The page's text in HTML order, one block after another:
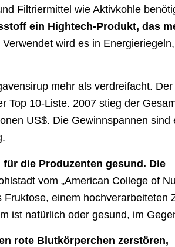
Filtriermittel wie Aktivkohle
ein Hightech-Produkt, das
Verwendet wird es in Energieriegeln,
mehr als verdreifacht. Der
Top 10-Liste. 2007 stieg der
US$. Die Gewinnspannen sind
die Produzenten gesund. Die
vom „American College of
einem hochverarbeiteten
ist natürlich oder gesund, im
rote Blutkörperchen zerstören,